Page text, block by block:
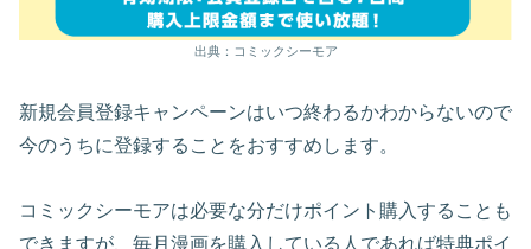
出典：コミックシーモア
新規会員登録キャンペーンはいつ終わるかわからないので
今のうちに登録することをおすすめします。
コミックシーモアは必要な分だけポイント購入することも
できますが、毎月漫画を購入している人であれば特典ポイ